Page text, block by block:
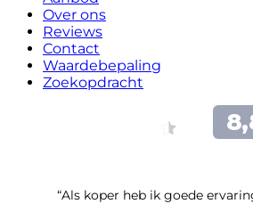
Over ons
Reviews
Contact
Waardebepaling
Zoekopdracht
“Als koper heb ik goede